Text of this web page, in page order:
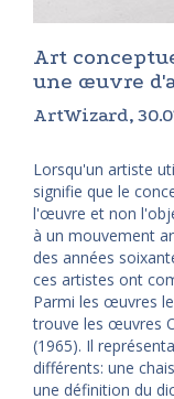
Art
une œuvre
ArtWizard,
Lorsqu'un artiste
signifie que le
l'œuvre et non
à un mouvement
des années
ces artistes ont
Parmi les œuvres
trouve les œuvres
(1965). Il
différents: une
une définition du